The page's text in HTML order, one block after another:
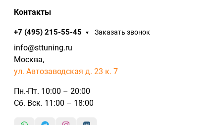
Контакты
+7 (495) 215-55-45 Заказать звонок
info@sttuning.ru
Москва,
ул. Автозаводская д. 23 к. 7
Пн.-Пт. 10:00 – 20:00
Сб. Вск. 11:00 – 18:00